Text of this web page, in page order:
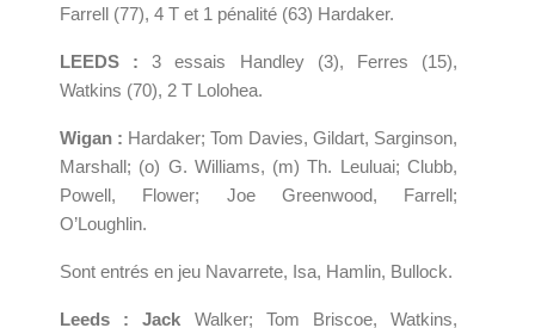
Farrell (77), 4 T et 1 pénalité (63) Hardaker.
LEEDS :3 essais Handley (3), Ferres (15),
Watkins (70), 2 T Lolohea.
Wigan : Hardaker; Tom Davies, Gildart, Sarginson,
Marshall; (o) G. Williams, (m) Th. Leuluai; Clubb,
Powell, Flower; Joe Greenwood, Farrell;
O’Loughlin.
Sont entrés en jeu Navarrete, Isa, Hamlin, Bullock.
Leeds : Jack Walker; Tom Briscoe, Watkins,